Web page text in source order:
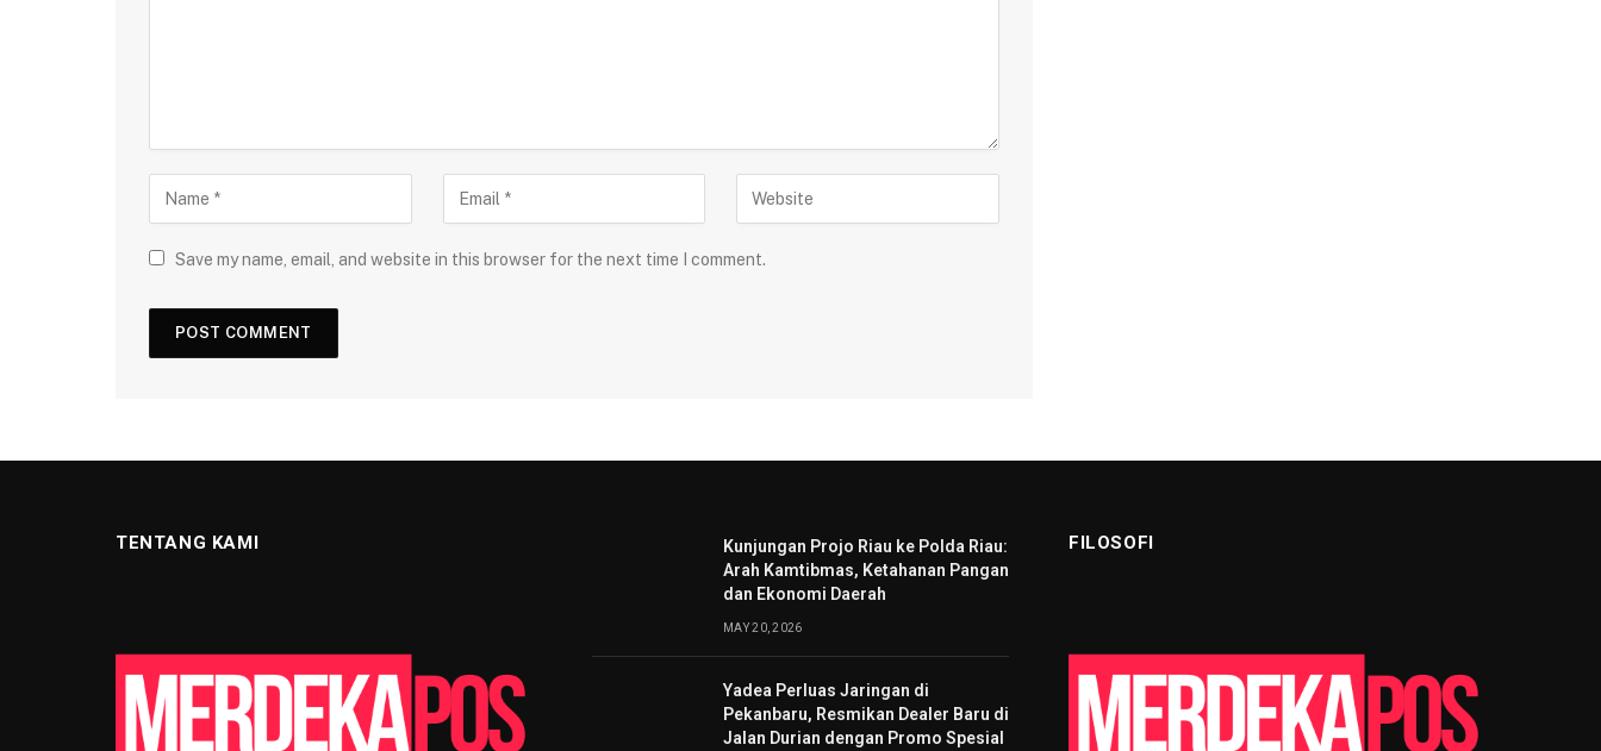
Save my name, email, and website in this browser for the next time I comment.
TENTANG KAMI
Kunjungan Projo Riau ke Polda Riau:
Arah Kamtibmas, Ketahanan Pangan
dan Ekonomi Daerah
MAY 20, 2026
Yadea Perluas Jaringan di
Pekanbaru, Resmikan Dealer Baru di
Jalan Durian dengan Promo Spesial
FILOSOFI